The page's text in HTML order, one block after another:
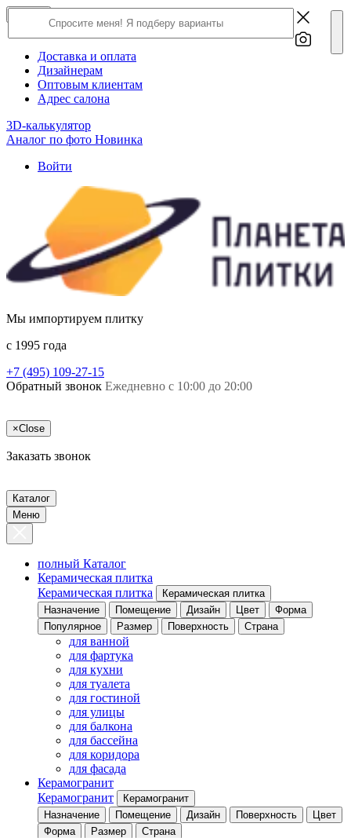
О компании
Доставка и оплата
Дизайнерам
Оптовым клиентам
Адрес салона
3D-калькулятор
Аналог по фото Новинка
Войти
Мы импортируем плитку
c 1995 года
+7 (495) 109-27-15
Обратный звонок Ежедневно с 10:00 до 20:00
×Close
Заказать звонок
Каталог
Меню
полный Каталог
Керамическая плитка
Керамическая плитка
Керамическая плитка
Назначение
Помещение Дизайн Цвет
Форма
Популярное
Размер Поверхность Страна
для ванной
для фартука
для кухни
для туалета
для гостиной
для улицы
для балкона
для бассейна
для коридора
для фасада
Керамогранит
Керамогранит
Керамогранит
Назначение
Помещение Дизайн Поверхность
Цвет
Форма
Размер Страна